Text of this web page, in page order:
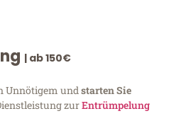
| ab 150€
Unnötigem und starten Sie
zurEntrümpelung